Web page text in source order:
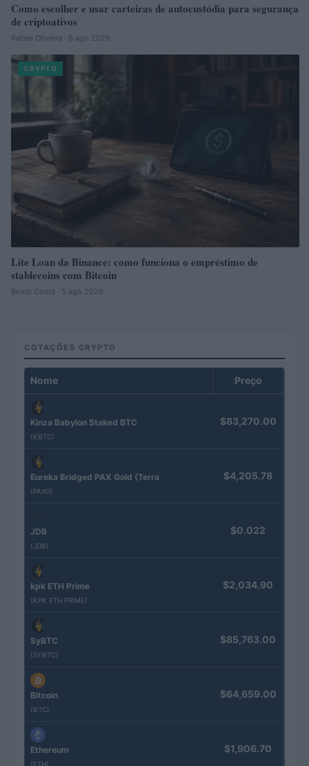
Como escolher e usar carteiras de autocustódia para segurança
de criptoativos
Rafael Oliveira · 6 ago 2026
CRYPTO
Lite Loan da Binance: como funciona o empréstimo de
stablecoins com Bitcoin
Bruno Costa · 5 ago 2026
COTAÇÕES CRYPTO
Nome Preço
Kinza Babylon Staked BTC
(KBTC)
$83,270.00
Eureka Bridged PAX Gold (Terra
(PAXG)
$4,205.78
JDB
(JDB)
$0.022
kpk ETH Prime
(KPK ETH PRIME)
$2,034.90
SyBTC
(SYBTC)
$85,763.00
Bitcoin
(BTC)
$64,659.00
Ethereum
(ETH)
$1,906.70